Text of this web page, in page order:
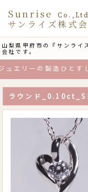
山梨県甲府市の『サンライ
会社です。
Sunrise
サンライズ株式
リーの製造ひとすじ
ラウンド